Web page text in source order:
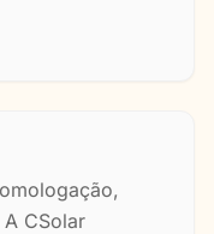
CSolar